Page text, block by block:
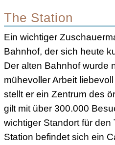
The Station
Ein wichtiger
Bahnhof, der sich heute
Der alten Bahnhof wurde
mühevoller Arbeit
stellt er ein Zentrum des
gilt mit über 300.000
wichtiger Standort für den
Station befindet sich ein